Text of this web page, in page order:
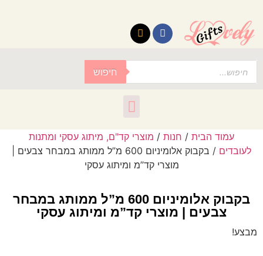
חיפוש
עמוד הבית / חנות / מוצרי קד"ם, מיתוג עסקי ומתנות
לעובדים
/ בקבוק אלומיניום 600 מ”ל ממותג במבחר צבעים |
מוצרי קד”מ ומיתוג עסקי
בקבוק אלומיניום 600 מ”ל ממותג במבחר
צבעים | מוצרי קד”מ ומיתוג עסקי
מבצע!